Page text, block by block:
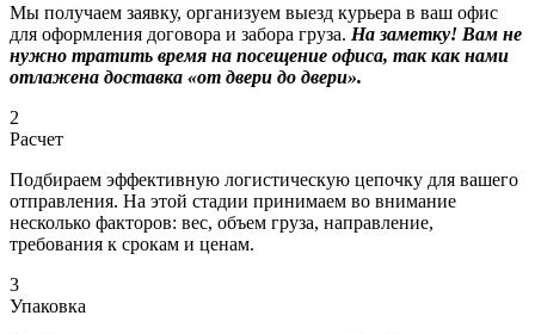
Мы получаем заявку, организуем выезд курьера в ваш офис
для оформления договора и забора груза. На заметку! Вам не
нужно тратить время на посещение офиса, так как нами
отлажена доставка «от двери до двери».
2
Расчет
Подбираем эффективную логистическую цепочку для вашего
отправления. На этой стадии принимаем во внимание
несколько факторов: вес, объем груза, направление,
требования к срокам и ценам.
3
Упаковка